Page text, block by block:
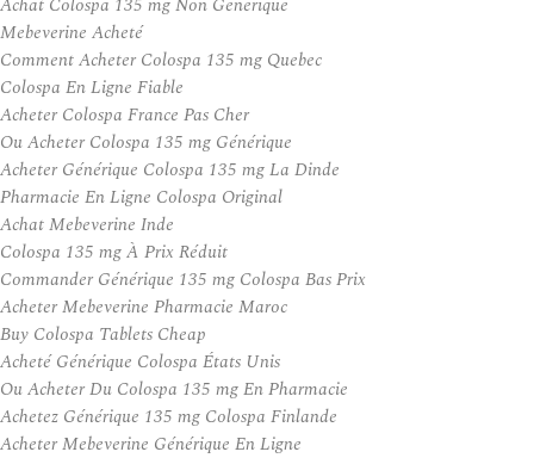
Mebeverine Acheté
Comment Acheter Colospa 135 mg Quebec
Colospa En Ligne Fiable
Acheter Colospa France Pas Cher
Ou Acheter Colospa 135 mg Générique
Acheter Générique Colospa 135 mg La Dinde
Pharmacie En Ligne Colospa Original
Achat Mebeverine Inde
Colospa 135 mg À Prix Réduit
Commander Générique 135 mg Colospa Bas Prix
Acheter Mebeverine Pharmacie Maroc
Buy Colospa Tablets Cheap
Acheté Générique Colospa États Unis
Ou Acheter Du Colospa 135 mg En Pharmacie
Achetez Générique 135 mg Colospa Finlande
Acheter Mebeverine Générique En Ligne